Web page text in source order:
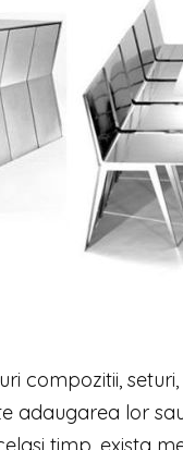
compozitii,
adaugarea lor